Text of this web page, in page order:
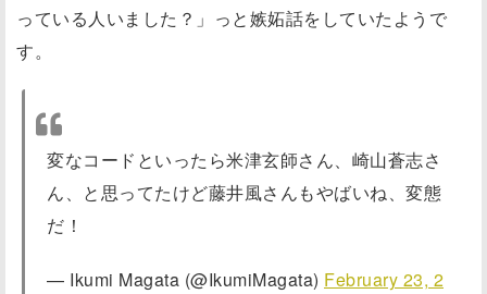
っている人いました？」っと嫉妬話をしていたようで
す。
変なコードといったら米津玄師さん、崎山蒼志さ
ん、と思ってたけど藤井風さんもやばいね、変態
だ！
— Ikumi Magata (@IkumiMagata) February 23, 2